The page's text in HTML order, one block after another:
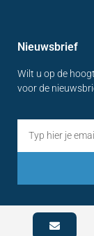
Nieuwsbrief
Wilt u op de
voor de